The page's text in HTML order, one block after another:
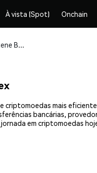
À vista (Spot) Onchain
Compre e armazene BENQI (QI) com segurança
criptomoedas mais
bancárias,
em criptomoedas